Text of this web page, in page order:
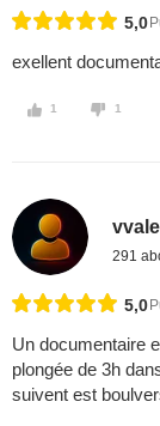
5,0
exellent
1 1
291
5,0
Un documentaire
plongée de 3h
suivent est